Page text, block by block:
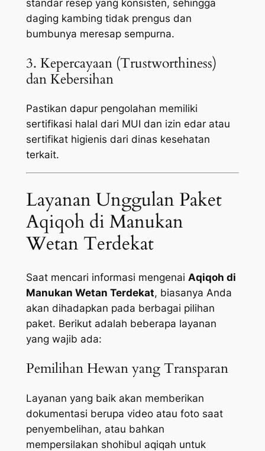
standar resep yang konsisten, sehingga
daging kambing tidak prengus dan
bumbunya meresap sempurna.
3. Kepercayaan (Trustworthiness)
dan Kebersihan
Pastikan dapur pengolahan memiliki
sertifikasi halal dari MUI dan izin edar atau
sertifikat higienis dari dinas kesehatan
terkait.
Layanan Unggulan Paket
Aqiqoh di Manukan
Wetan Terdekat
Saat mencari informasi mengenai Aqiqoh di
Manukan Wetan Terdekat, biasanya Anda
akan dihadapkan pada berbagai pilihan
paket. Berikut adalah beberapa layanan
yang wajib ada:
Pemilihan Hewan yang Transparan
Layanan yang baik akan memberikan
dokumentasi berupa video atau foto saat
penyembelihan, atau bahkan
mempersilakan shohibul aqiqah untuk